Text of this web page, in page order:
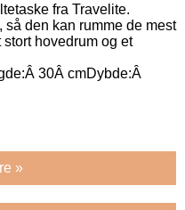
fra Travelite.
den kan rumme de mest
hovedrum og et
30Â cmDybde:Â
»